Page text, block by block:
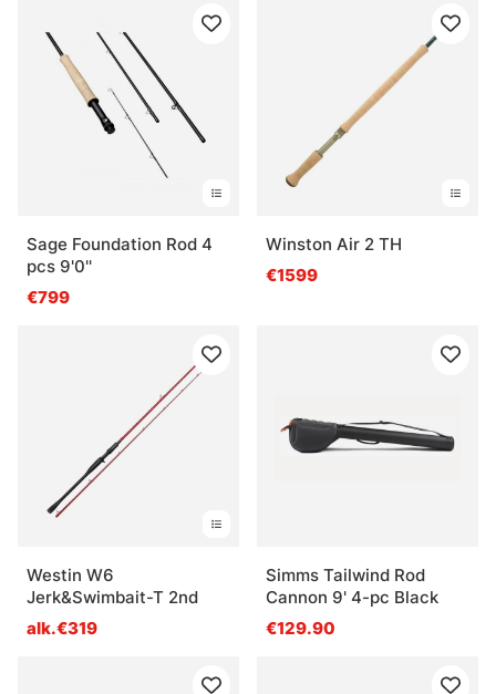
Sage Foundation Rod 4
pcs 9'0''
€799
Winston Air 2 TH
€1599
Westin W6
Jerk&Swimbait-T 2nd
alk.€319
Simms Tailwind Rod
Cannon 9' 4-pc Black
€129.90